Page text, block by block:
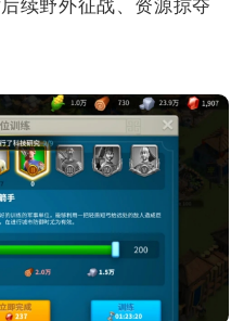
续野外征战、资源掠夺